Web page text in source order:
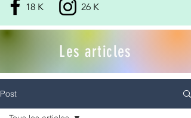
18 K 26 K
Les articles
Post